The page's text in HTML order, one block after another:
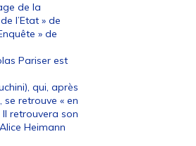
de la
l’Etat » de
» de
Pariser est
qui, après
retrouve « en
retrouvera son
Heimann